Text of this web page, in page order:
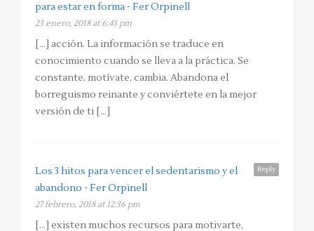
para estar en forma - Fer Orpinell
23 enero, 2018 at 6:43 pm
[…] acción. La información se traduce en
conocimiento cuando se lleva a la práctica. Se
constante, motívate, cambia. Abandona el
borreguismo reinante y conviértete en la mejor
versión de ti […]
Reply
Los 3 hitos para vencer el sedentarismo y el
abandono - Fer Orpinell
27 febrero, 2018 at 12:36 pm
[…] existen muchos recursos para motivarte,